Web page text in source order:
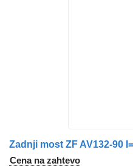
Zadnji most ZF AV132-90
Cena na zahtevo